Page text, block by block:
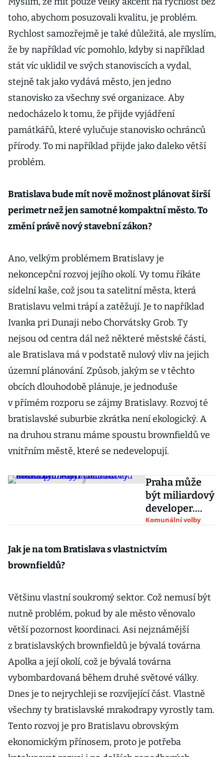
toho, abychom posuzovali kvalitu, je problém.
Rychlost samozřejmě je také důležitá, ale myslím,
že by například víc pomohlo, kdyby si například
stát víc uklidil ve svých stanoviscích a vydal,
stejně tak jako vydává město, jen jedno
stanovisko za všechny své organizace. Aby
nedocházelo k tomu, že přijde vyjádření
památkářů, které vylučuje stanovisko ochránců
přírody. To mi například přijde jako daleko větší
problém.
Bratislava bude mít nově možnost plánovat širší
perimetr než jen samotné kompaktní město. To
změní právě nový stavební zákon?
Ano, velkým problémem Bratislavy je
nekoncepční rozvoj jejího okolí. Vy tomu říkáte
sídelní kaše, což jsou ta satelitní města, která
Bratislavu velmi trápí a zatěžují. Je to například
Ivanka pri Dunaji nebo Chorvátsky Grob. Ty
nejsou od centra dál než některé městské části,
ale Bratislava má v podstatě nulový vliv na jejich
územní plánování. Způsob, jakým se v těchto
obcích dlouhodobě plánuje, je jednoduše
v přímém rozporu se zájmy Bratislavy. Rozvoj té
bratislavské suburbie zkrátka není ekologický. A
na druhou stranu máme spoustu brownfieldů ve
vnitřním městě, které se nedevelopují.
Praha může
být miliardový
developer.
ANO chce
městských
Komunální volby
Jak je na tom Bratislava s vlastnictvím
brownfieldů?
Většinu vlastní soukromý sektor. Což nemusí být
nutně problém, pokud by ale město věnovalo
větší pozornost koordinaci. Asi nejznámější
z bratislavských brownfieldů je bývalá továrna
Apolka a její okolí, což je bývalá továrna
vybombardovaná během druhé světové války.
Dnes je to nejrychleji se rozvíjející část. Vlastně
všechny ty bratislavské mrakodrapy vyrostly tam.
Tento rozvoj je pro Bratislavu obrovským
ekonomickým přínosem, proto je potřeba